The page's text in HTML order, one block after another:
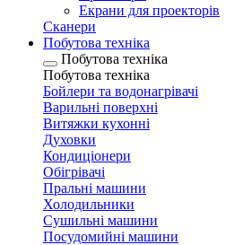
Екрани для проекторів
Сканери
Побутова техніка
Побутова техніка
Побутова техніка
Бойлери та водонагрівачі
Варильні поверхні
Витяжки кухонні
Духовки
Кондиціонери
Обігрівачі
Пральні машини
Холодильники
Сушильні машини
Посудомийні машини